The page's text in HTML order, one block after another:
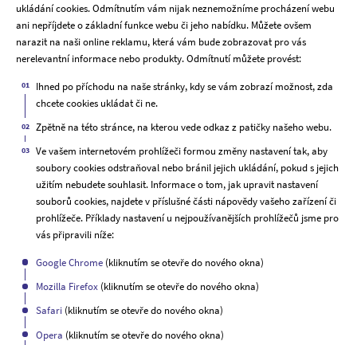
ukládání cookies. Odmítnutím vám nijak neznemožníme procházení webu
ani nepříjdete o základní funkce webu či jeho nabídku. Můžete ovšem
narazit na naši online reklamu, která vám bude zobrazovat pro vás
nerelevantní informace nebo produkty. Odmítnutí můžete provést:
Ihned po příchodu na naše stránky, kdy se vám zobrazí možnost, zda
chcete cookies ukládat či ne.
Zpětně na této stránce, na kterou vede odkaz z patičky našeho webu.
Ve vašem internetovém prohlížeči formou změny nastavení tak, aby
soubory cookies odstraňoval nebo bránil jejich ukládání, pokud s jejich
užitím nebudete souhlasit. Informace o tom, jak upravit nastavení
souborů cookies, najdete v příslušné části nápovědy vašeho zařízení či
prohlížeče. Příklady nastavení u nejpoužívanějších prohlížečů jsme pro
vás připravili níže:
Google Chrome (kliknutím se otevře do nového okna)
Mozilla Firefox (kliknutím se otevře do nového okna)
Safari (kliknutím se otevře do nového okna)
Opera (kliknutím se otevře do nového okna)